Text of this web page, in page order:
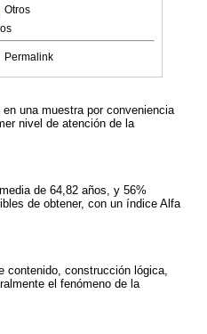
Otros
Permalink
una muestra por conveniencia
nivel de atención de la
de 64,82 años, y 56%
de obtener, con un índice Alfa
contenido, construcción lógica,
el fenómeno de la